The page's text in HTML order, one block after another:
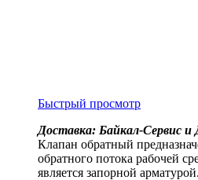
Быстрый просмотр
Доставка: Байкал-Сервис и
Клапан обратный
обратного потока рабочей
является запорной арматурой.